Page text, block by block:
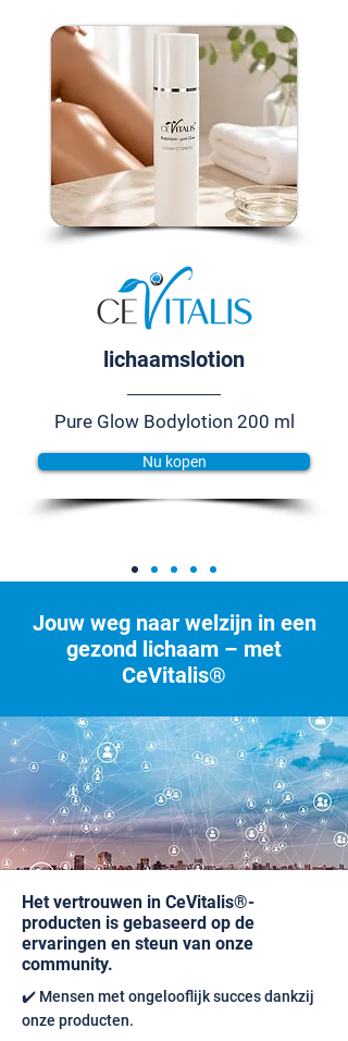
lichaamslotion
Pure Glow Bodylotion 200 ml
Nu kopen
Jouw weg naar welzijn in een
gezond lichaam – met
CeVitalis®
Het vertrouwen in CeVitalis®-
producten is gebaseerd op de
ervaringen en steun van onze
community.
✔️ Mensen met ongelooflijk succes dankzij
onze producten.